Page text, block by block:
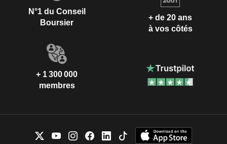
N°1 du Conseil
Boursier
+ de 20 ans
à vos côtés
+ 1 300 000
membres